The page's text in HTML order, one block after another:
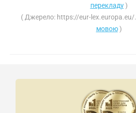
перекладу)
( Джерело: https://eur-lex.europa.eu/.
мовою)